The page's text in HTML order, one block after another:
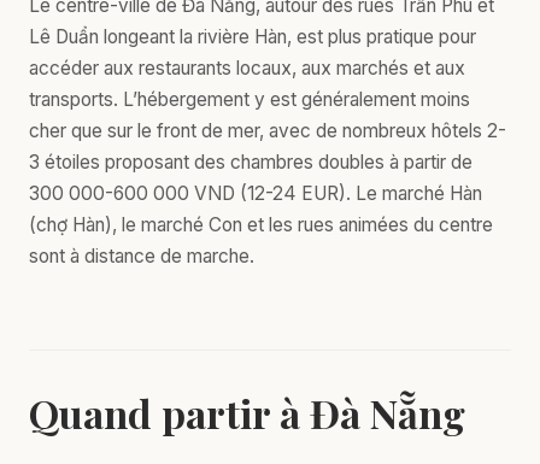
Le centre-ville de Đà Nẵng, autour des rues Trần Phú et
Lê Duẩn longeant la rivière Hàn, est plus pratique pour
accéder aux restaurants locaux, aux marchés et aux
transports. L’hébergement y est généralement moins
cher que sur le front de mer, avec de nombreux hôtels 2-
3 étoiles proposant des chambres doubles à partir de
300 000-600 000 VND (12-24 EUR). Le marché Hàn
(chợ Hàn), le marché Con et les rues animées du centre
sont à distance de marche.
Quand partir à Đà Nẵng